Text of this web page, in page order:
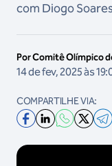
com Diogo
Por Comitê Olímpico
14 de fev, 2025 às
COMPARTILHE VIA: